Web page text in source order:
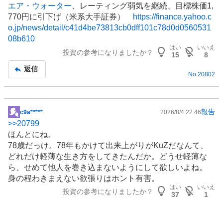
板
記
事
エア・ウォーター 、レーティング弱気を継続、目標株価1,
770円に引下げ（米系大手証券）
https://finance.yahoo.c
o.jp/news/detail/c41d4be73813cb0dff101c78d0d0560531
08b610
投資の参考になりましたか？
はい
15
いいえ
8
返信
No. 20802
掲
示
板
記
事
c9a***** 2026/8/4 22:46報告
>>20799
ほんとにね。
78歳だっけ。78年もかけて出来上がりがKuZだなんて、
どれだけ軽薄な生き方をしてきたんだか。どうせ軽薄な
ら、せめて他人を巻き込まないようにして欲しいよね。
身の程わきまえない欲張りはホント有害。
投資の参考になりましたか？
はい
37
いいえ
1